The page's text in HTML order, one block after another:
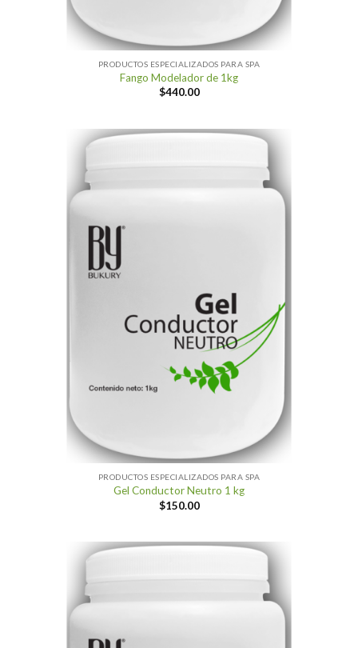
PRODUCTOS ESPECIALIZADOS PARA SPA
Fango Modelador de 1kg
$440.00
PRODUCTOS ESPECIALIZADOS PARA SPA
Gel Conductor Neutro 1 kg
$150.00